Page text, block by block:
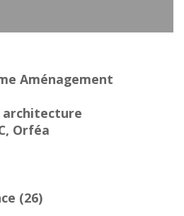
Aménagement
architecture
Orféa
(26)